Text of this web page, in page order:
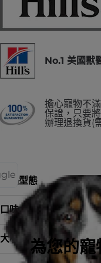
為您的
幼犬、懷孕
換至希爾思
粒、或希爾
No.1 美國獸
擔心寵物不
保證，只要
辦理退換貨(
食品型態
口味 雞
大小